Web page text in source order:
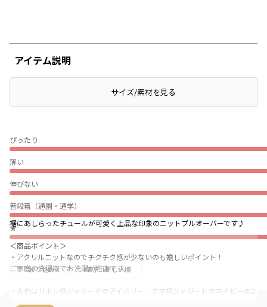
ぴったり
薄い
伸びない
普段着（通園・通学）
★
絞り込み 表示：新しい順
アイテム説明
サイズ/素材を見る
裾にあしらったチュールが可愛く上品な印象のニットプルオーバーです♪
＜商品ポイント＞
・アクリルニットなのでチクチク感が少ないのも嬉しいポイント！
ご家庭の洗濯機でお洗濯が可能です。
・お色はリボン柄ジャガードのアイボリー、クマ柄ジャガードのネイビーの2